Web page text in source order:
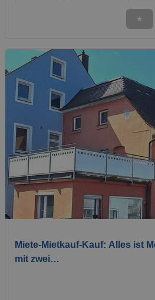
★
Miete-Mietkauf-Kauf: Alles ist
mit zwei…